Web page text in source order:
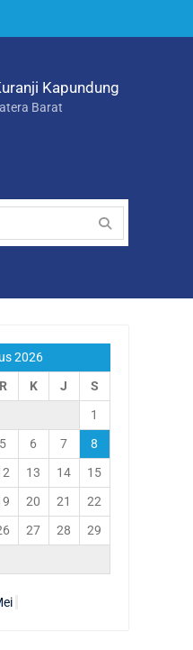
Kapundung
Barat
2026
R K J
S
1
5 6 7
8
13 14
15
20 21
22
27 28
29